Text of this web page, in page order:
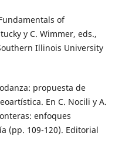
of
y C. Wimmer, eds.,
Illinois University
propuesta de
En C. Nocili y A.
enfoques
(pp. 109-120). Editorial